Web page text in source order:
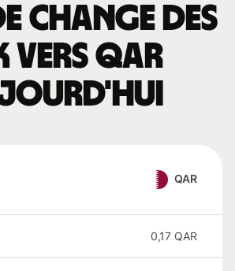
change des
vers QAR
QAR
0,17 QAR